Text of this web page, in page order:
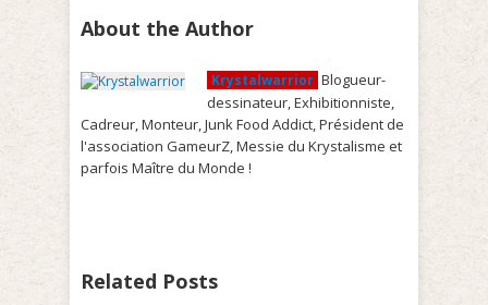
About the Author
Krystalwarrior Blogueur-
dessinateur, Exhibitionniste,
Cadreur, Monteur, Junk Food Addict, Président de
l'association GameurZ, Messie du Krystalisme et
parfois Maître du Monde !
Related Posts